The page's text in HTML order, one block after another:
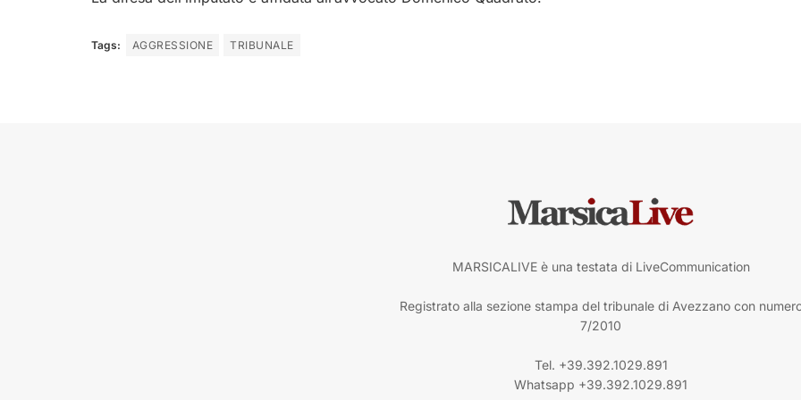
Tags: AGGRESSIONE TRIBUNALE
MARSICALIVE è una testata di LiveCommunication
Registrato alla sezione stampa del tribunale di Avezzano con
7/2010
Tel. +39.392.1029.891
Whatsapp +39.392.1029.891